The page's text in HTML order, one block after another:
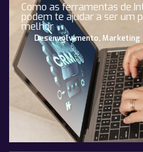
Como as ferramentas de
podem te ajudar a ser um
melhor
Desenvolvimento,Marketing